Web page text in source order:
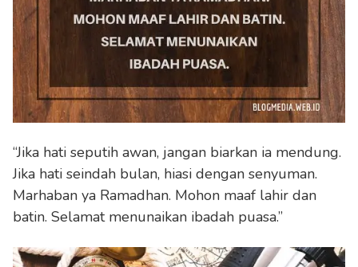
“Jika hati seputih awan, jangan biarkan ia mendung.
Jika hati seindah bulan, hiasi dengan senyuman.
Marhaban ya Ramadhan. Mohon maaf lahir dan
batin. Selamat menunaikan ibadah puasa.”